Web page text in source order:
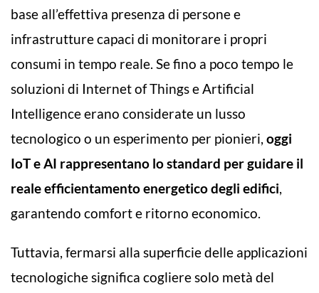
base all’effettiva presenza di persone e
infrastrutture capaci di monitorare i propri
consumi in tempo reale. Se fino a poco tempo le
soluzioni di Internet of Things e Artificial
Intelligence erano considerate un lusso
tecnologico o un esperimento per pionieri, oggi
IoT e AI rappresentano lo standard per guidare il
reale efficientamento energetico degli edifici,
garantendo comfort e ritorno economico.
Tuttavia, fermarsi alla superficie delle applicazioni
tecnologiche significa cogliere solo metà del